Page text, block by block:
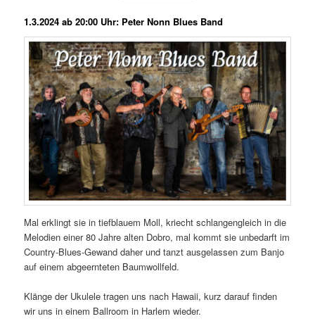
1.3.2024 ab 20:00 Uhr: Peter Nonn Blues Band
Mal erklingt sie in tiefblauem Moll, kriecht schlangengleich in die
Melodien einer 80 Jahre alten Dobro, mal kommt sie unbedarft im
Country-Blues-Gewand daher und tanzt ausgelassen zum Banjo
auf einem abgeernteten Baumwollfeld.
Klänge der Ukulele tragen uns nach Hawaii, kurz darauf finden
wir uns in einem Ballroom in Harlem wieder.